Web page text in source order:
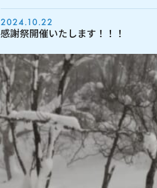
2024.10.22
感謝祭開催いたします！！！